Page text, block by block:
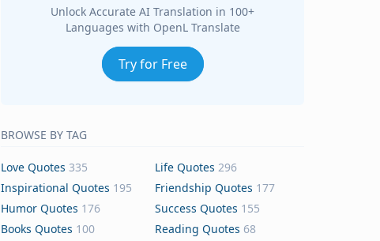
Unlock Accurate AI Translation in 100+
Languages with OpenL Translate
Try for Free
BROWSE BY TAG
Love Quotes 335 Life Quotes 296
Inspirational Quotes 195 Friendship Quotes 177
Humor Quotes 176 Success Quotes 155
Books Quotes 100 Reading Quotes 68